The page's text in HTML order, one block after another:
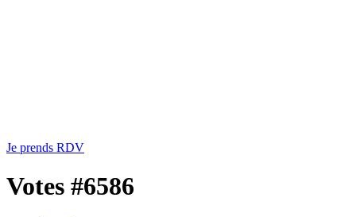
Je prends RDV
Votes #6586